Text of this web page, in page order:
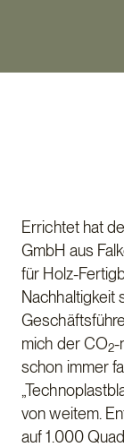
Errichtet hat
GmbH aus
für Holz-
Nachhaltigkeit
mich der CO2-
schon immer
von weitem.
auf 1.000